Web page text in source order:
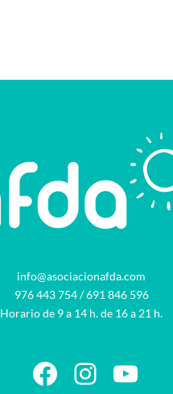
info@asociacionafda.com
976 443 754/691 846 596
Horario de 9 a 14 h. de 16 a 21 h.
Facebook